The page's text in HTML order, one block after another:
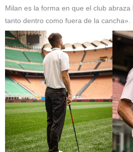
Milan es la forma en que el club abraza
tanto dentro como fuera de la cancha».